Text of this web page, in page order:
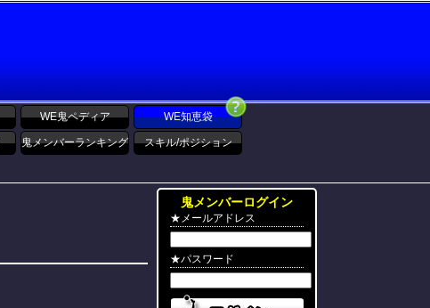
WE鬼ペディア WE知恵袋
鬼メンバーランキング スキル/ポジション
鬼メンバーログイン
★メールアドレス
★パスワード